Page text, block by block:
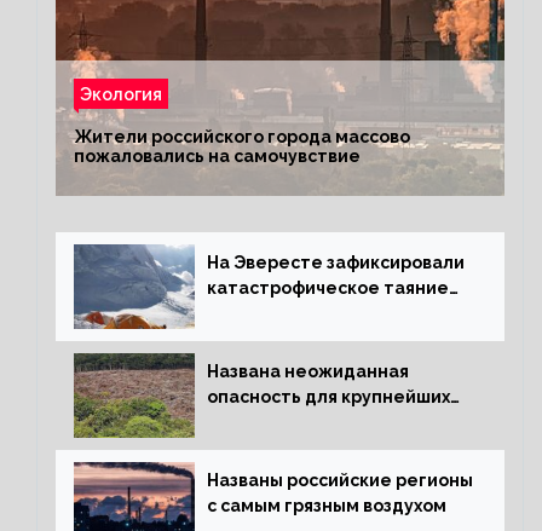
Экология
Жители российского города массово
пожаловались на самочувствие
На Эвересте зафиксировали
катастрофическое таяние
Названа неожиданная
опасность для крупнейших
Названы российские регионы
с самым грязным воздухом